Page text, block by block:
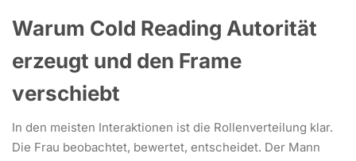
Warum Cold Reading Autorität
erzeugt und den Frame
verschiebt
In den meisten Interaktionen ist die Rollenverteilung klar.
Die Frau beobachtet, bewertet, entscheidet. Der Mann